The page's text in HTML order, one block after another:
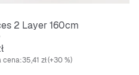
2 Layer 160cm
cena:35,41 zł(+30 %)